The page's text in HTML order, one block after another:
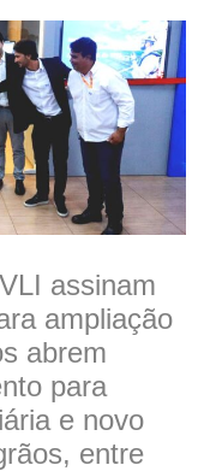
assinam
ampliação
abrem
para
e novo
entre